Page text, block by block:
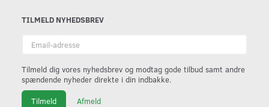
TILMELD NYHEDSBREV
adresse
Tilmeld dig vores nyhedsbrev og modtag gode tilbud samt andre
spændende nyheder direkte i din indbakke.
Tilmeld Afmeld